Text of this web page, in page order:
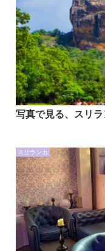
写真で見る、スリ
スリランカ